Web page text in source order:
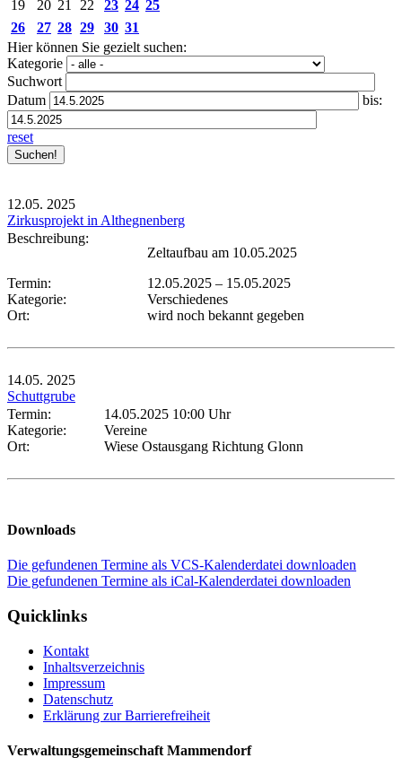
19
20 21 22 23 24 25
26
27 28 29 30 31
Hier können Sie gezielt suchen:
Kategorie
Suchwort
Datum
bis:
reset
12.05. 2025
Zirkusprojekt in Althegnenberg
Beschreibung:
Zeltaufbau am 10.05.2025
Termin:
12.05.2025 – 15.05.2025
Kategorie:
Verschiedenes
Ort:
wird noch bekannt gegeben
14.05. 2025
Schuttgrube
Termin:
14.05.2025 10:00 Uhr
Kategorie:
Vereine
Ort:
Wiese Ostausgang Richtung Glonn
Downloads
Die gefundenen Termine als VCS-Kalenderdatei downloaden
Die gefundenen Termine als iCal-Kalenderdatei downloaden
Quicklinks
Kontakt
Inhaltsverzeichnis
Impressum
Datenschutz
Erklärung zur Barrierefreiheit
Verwaltungsgemeinschaft Mammendorf